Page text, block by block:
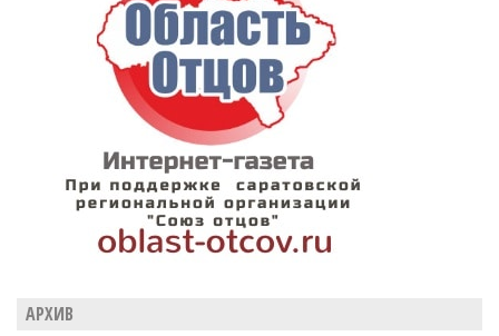
АРХИВ